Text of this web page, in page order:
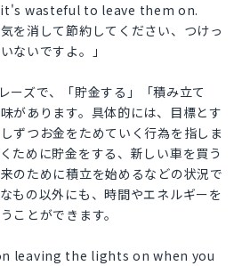
wasteful to leave them on.
を消して節約してください、つけっ
ないですよ。」
ーズで、「貯金する」「積み立て
があります。具体的には、目標とす
ずつお金をためていく行為を指しま
ために貯金をする、新しい車を買う
のために積立を始めるなどの状況で
もの以外にも、時間やエネルギーを
ことができます。
leaving the lights on when you